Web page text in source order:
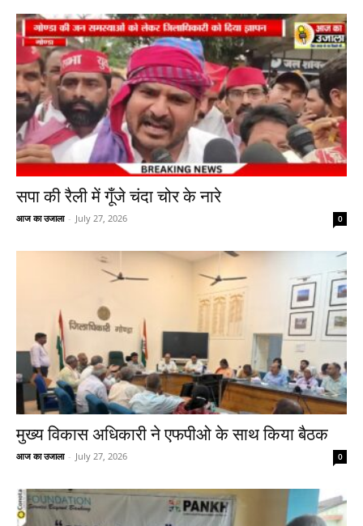
सपा की रैली में गूँजे चंदा चोर के नारे
आज का उजाला - July 27, 2026 0
मुख्य विकास अधिकारी ने एफपीओ के साथ किया बैठक
आज का उजाला - July 27, 2026 0